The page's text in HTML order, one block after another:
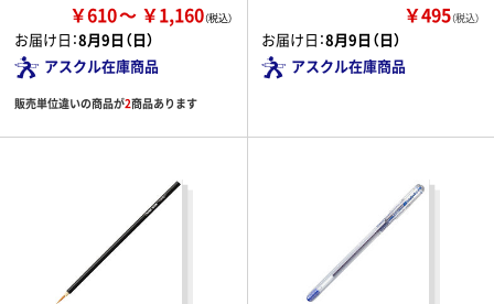
￥610 ￥1,160
お届け日：8月9日（日）
アスクル在庫商品
販売単位違いの商品が2商品あります
￥495（税込）
お届け日：8月9日（日）
アスクル在庫商品